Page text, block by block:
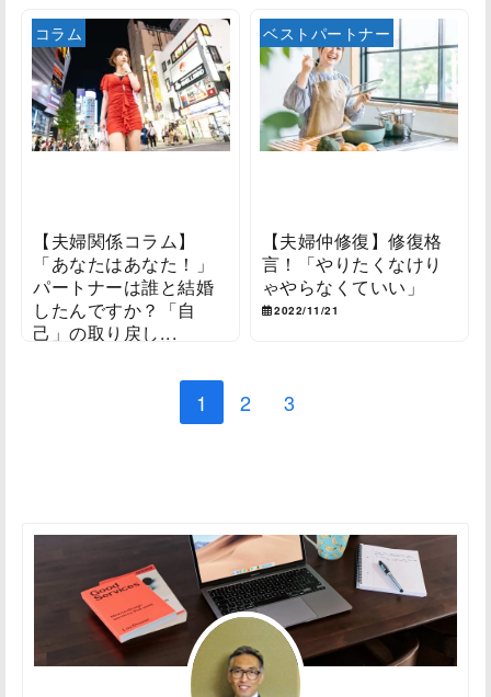
コラム
【夫婦関係コラム】
「あなたはあなた！」
パートナーは誰と結婚
したんですか？「自
己」の取り戻し...
ベストパートナー
【夫婦仲修復】修復格
言！「やりたくなけり
ゃやらなくていい」
2022/11/21
1 2 3